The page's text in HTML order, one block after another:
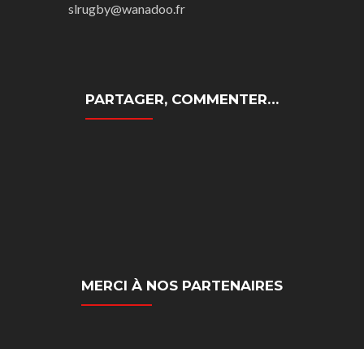
slrugby@wanadoo.fr
PARTAGER, COMMENTER…
MERCI À NOS PARTENAIRES